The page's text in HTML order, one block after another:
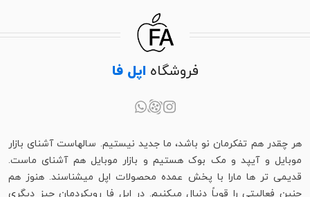
فروشگاه اپل فا
هر چقدر هم تفکرمان نو باشد، ما جدید نیستیم. سالهاست آشنای بازار
موبایل و آیپد و مک بوک هستیم و بازار موبایل هم آشنای ماست.
قدیمی تر ها مارا با پخش عمده محصولات اپل میشناسند. هنوز هم
چنین فعالیتی را قویاً دنبال میکنیم. در اپل فا رویکردمان چیز دیگری